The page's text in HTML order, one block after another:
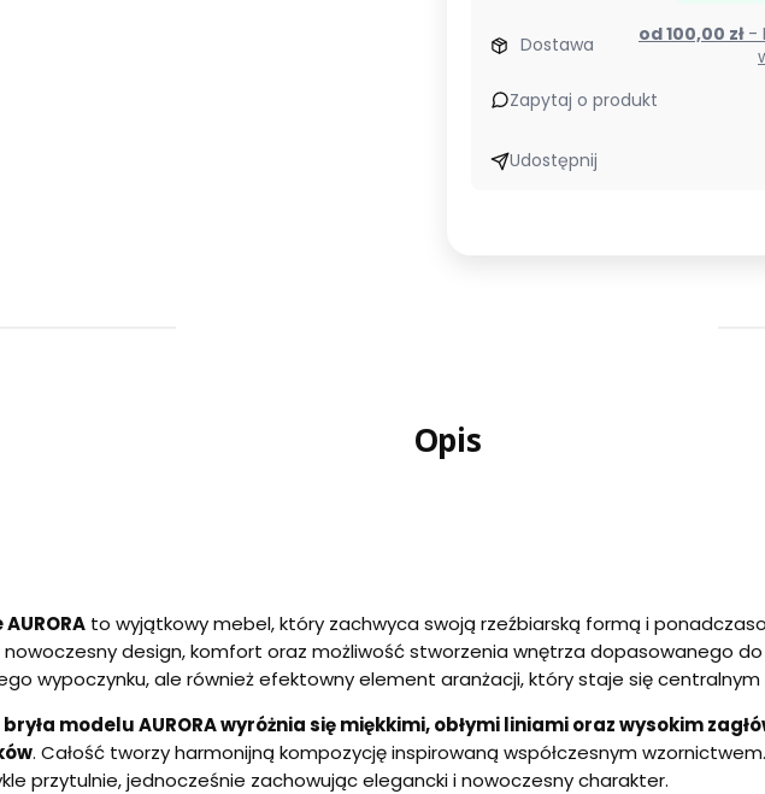
Dostawa od 100,00 zł - Kurier bez
Zapytaj o produkt
Udostępnij
Opis
to wyjątkowy mebel, który zachwyca swoją rzeźbiarską formą i
design, komfort oraz możliwość stworzenia wnętrza dopasowanego do
wypoczynku, ale również efektowny element aranżacji, który staje się centralnym
modelu AURORA wyróżnia się miękkimi, obłymi liniami oraz wysokim
. Całość tworzy harmonijną kompozycję inspirowaną współczesnym
przytulnie, jednocześnie zachowując elegancki i nowoczesny charakter.